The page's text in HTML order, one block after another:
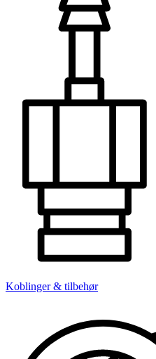
Koblinger & tilbehør